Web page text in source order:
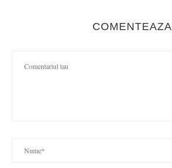
COMENTEAZA